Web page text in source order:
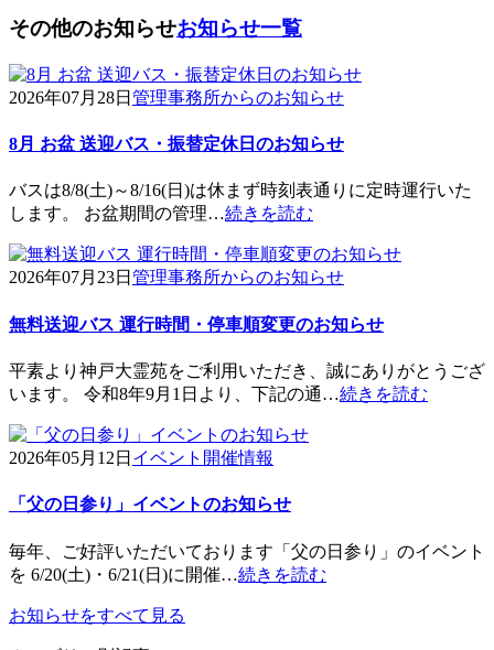
その他のお知らせお知らせ一覧
2026年07月28日 管理事務所からのお知らせ
8月 お盆 送迎バス・振替定休日のお知らせ
バスは8/8(土)～8/16(日)は休まず時刻表通りに定時運行いた
します。 お盆期間の管理…続きを読む
2026年07月23日 管理事務所からのお知らせ
無料送迎バス 運行時間・停車順変更のお知らせ
平素より神戸大霊苑をご利用いただき、誠にありがとうござ
います。 令和8年9月1日より、下記の通…続きを読む
2026年05月12日 イベント開催情報
「父の日参り」イベントのお知らせ
毎年、ご好評いただいております「父の日参り」のイベント
を 6/20(土)・6/21(日)に開催…続きを読む
お知らせをすべて見る